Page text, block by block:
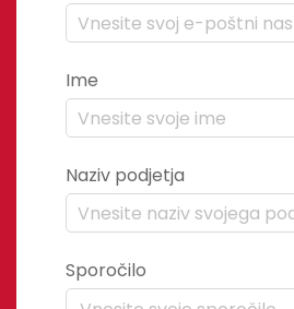
Ime
Naziv podjetja
Sporočilo